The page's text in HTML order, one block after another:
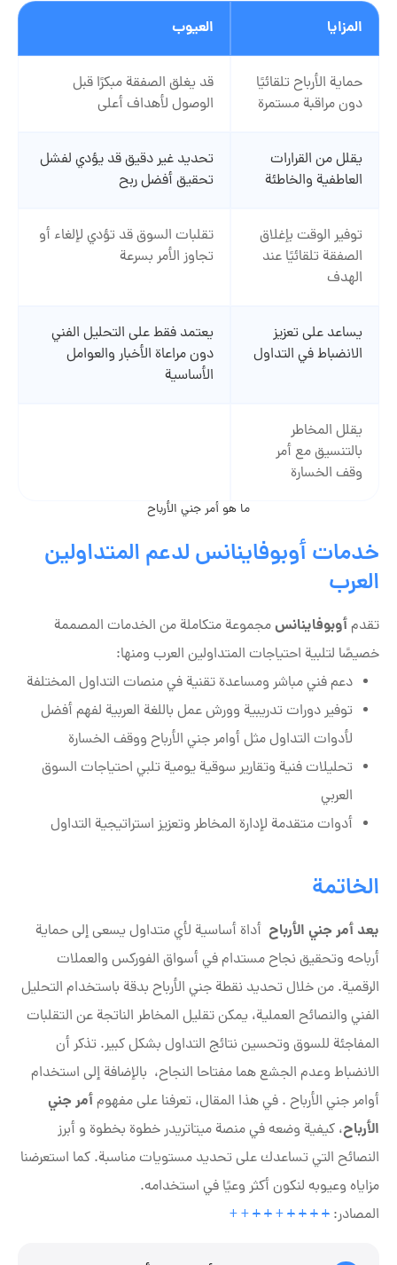
المزايا العيوب
حماية الأرباح تلقائيًا
دون مراقبة مستمرة
قد يغلق الصفقة مبكرًا قبل
الوصول لأهداف أعلى
يقلل من القرارات
العاطفية والخاطئة
تحديد غير دقيق قد يؤدي لفشل
تحقيق أفضل ربح
توفير الوقت بإغلاق
الصفقة تلقائيًا عند
الهدف
تقلبات السوق قد تؤدي لإلغاء أو
تجاوز الأمر بسرعة
يساعد على تعزيز
الانضباط في التداول
يعتمد فقط على التحليل الفني
دون مراعاة الأخبار والعوامل
الأساسية
يقلل المخاطر
بالتنسيق مع أمر
وقف الخسارة
ما هو أمر جني الأرباح
خدمات أوبوفاينانس لدعم المتداولين
العرب
تقدمأوبوفاينانسمجموعة متكاملة من الخدمات المصممة
خصيصًا لتلبية احتياجات المتداولين العرب ومنها:
دعم فني مباشر ومساعدة تقنية في منصات التداول المختلفة
توفير دورات تدريبية وورش عمل باللغة العربية لفهم أفضل
لأدوات التداول مثل أوامر جني الأرباح ووقف الخسارة
تحليلات فنية وتقارير سوقية يومية تلبي احتياجات السوق
العربي
أدوات متقدمة لإدارة المخاطر وتعزيز استراتيجية التداول
الخاتمة
يعد أمر جني الأرباح أداة أساسية لأي متداول يسعى إلى حماية
أرباحه وتحقيق نجاح مستدام في أسواق الفوركس والعملات
الرقمية. من خلال تحديد نقطة جني الأرباح بدقة باستخدام التحليل
الفني والنصائح العملية، يمكن تقليل المخاطر الناتجة عن التقلبات
المفاجئة للسوق وتحسين نتائج التداول بشكل كبير. تذكر أن
الانضباط وعدم الجشع هما مفتاحا النجاح، بالإضافة إلى استخدام
أوامر جني الأرباح . في هذا المقال، تعرفنا على مفهومأمر جني
الأرباح، كيفية وضعه في منصة ميتاتريدر خطوة بخطوة و أبرز
النصائح التي تساعدك على تحديد مستويات مناسبة. كما استعرضنا
مزاياه وعيوبه لنكون أكثر وعيًا في استخدامه.
المصادر: +
+
+
+
+
+
+
+
+